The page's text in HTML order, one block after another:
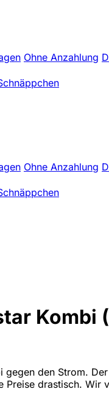
Ohne Anzahlung
Ohne Anzahlung
den Strom.
drastisch. Wir